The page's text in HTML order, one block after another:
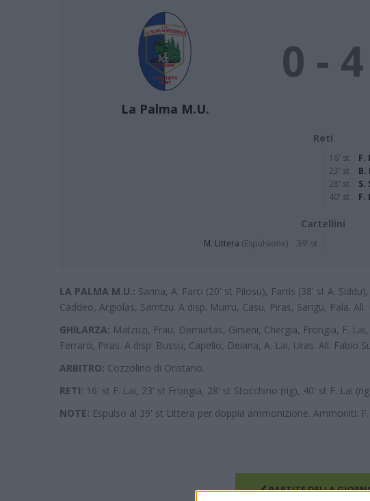
La Palma M.U.
0 - 4
Reti
16' st F.
23' st
B.
28' st
S.
40' st
F.
Cartellini
M. Littera (Espulsione) 39' st
LA PALMA M.U.: Sanna, A. Farci (20' st Pilosu), Farris (38' st A.
Caddeo, Argiolas, Sarritzu. A disp. Murru, Casu, Piras, Sarigu, Pala.
GHILARZA: Matzuzi, Frau, Demurtas, Girseni, Chergia, Frongia, F.
Ferraro, Piras. A disp. Bussu, Capello, Deiana, A. Lai, Uras. All. Fabio
ARBITRO: Cozzolino di Oristano.
RETI: 16' st F. Lai, 23' st Frongia, 28' st Stocchino (rig), 40' st F. Lai
NOTE: Espulso al 39' st Littera per doppia ammonizione. Ammoniti:
PARTITE DELLA